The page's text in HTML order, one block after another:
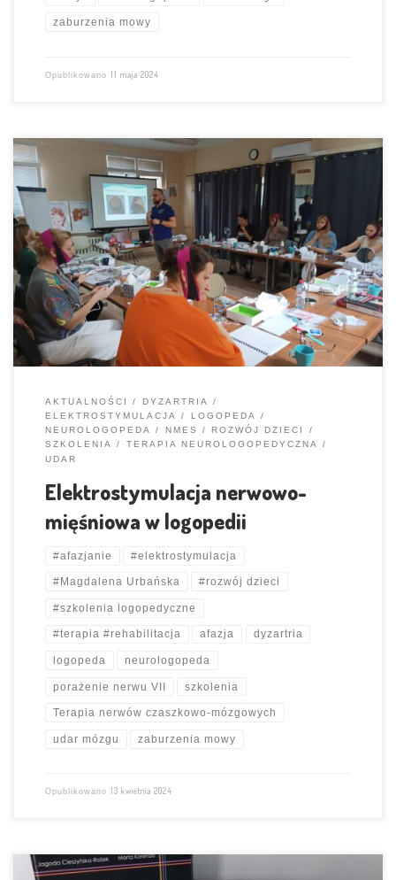
zaburzenia mowy
Opublikowano 11 maja 2024
AKTUALNOŚCI
DYZARTRIA
ELEKTROSTYMULACJA
LOGOPEDA
NEUROLOGOPEDA
NMES
ROZWÓJ DZIECI
SZKOLENIA
TERAPIA NEUROLOGOPEDYCZNA
UDAR
Elektrostymulacja nerwowo-
mięśniowa w logopedii
#afazjanie #elektrostymulacja
#Magdalena Urbańska #rozwój dzieci
#szkolenia logopedyczne
#terapia #rehabilitacja afazja dyzartria
logopeda neurologopeda
porażenie nerwu VII szkolenia
Terapia nerwów czaszkowo-mózgowych
udar mózgu zaburzenia mowy
Opublikowano 13 kwietnia 2024